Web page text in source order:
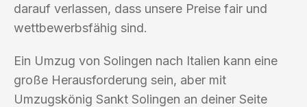
darauf verlassen, dass unsere Preise fair und
wettbewerbsfähig sind.
Ein Umzug von Solingen nach Italien kann eine
große Herausforderung sein, aber mit
Umzugskönig Sankt Solingen an deiner Seite